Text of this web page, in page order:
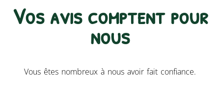
Vos avis comptent pour
nous​
Vous êtes nombreux à nous avoir fait confiance.